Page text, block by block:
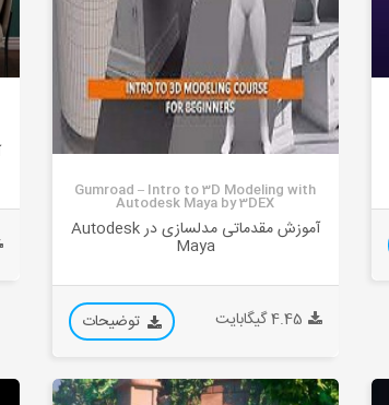
Gumroad – Intro to 3D Modeling with
Autodesk Maya by 3DEX
آموزش مقدماتی مدلسازی در Autodesk
Maya
4.45 گیگابایت توضیحات